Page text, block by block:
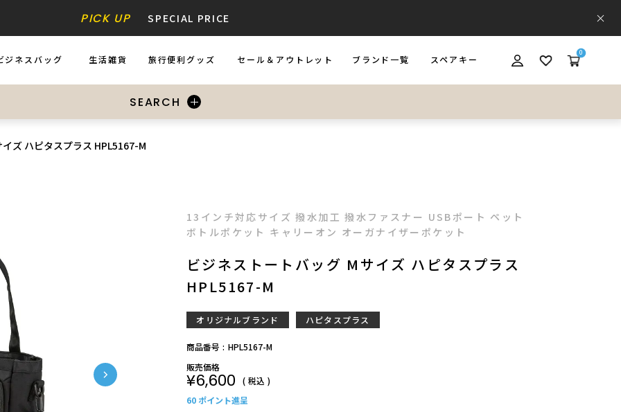
PICK UP SPECIAL PRICE
ジネスバッグ
生活雑貨
旅行便利グッズ
セール＆アウトレット
ブランド一覧
スペアキー
0
SEARCH
ズ ハピタスプラス HPL5167-M
13インチ対応サイズ 撥水加工 撥水ファスナー USBポート ペット
ボトルポケット キャリーオン オーガナイザーポケット
ビジネストートバッグ Mサイズ ハピタスプラス
HPL5167-M
オリジナルブランド ハピタスプラス
商品番号
HPL5167-M
販売価格
¥6,600
税込
60 ポイント進呈